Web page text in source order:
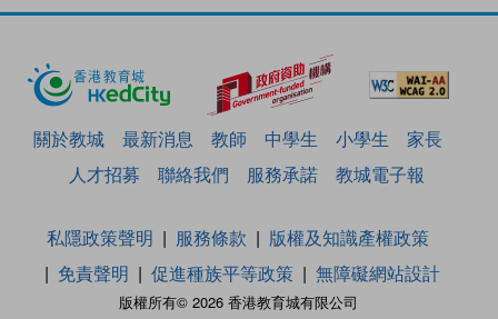
關於教城 最新消息 教師 中學生 小學生
家長
人才招募
聯絡我們 服務承諾 教城電子報
版權所有© 2026 香港教育城有限公司
私隱政策聲明 服務條款
版權及知識產權政策
免責聲明
促進種族平等政策 無障礙網站設計